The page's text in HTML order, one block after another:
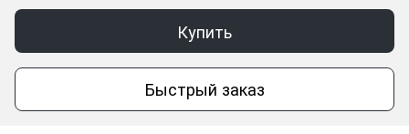
Купить
Быстрый заказ